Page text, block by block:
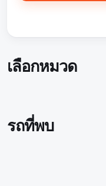
เลือกหมวด
รถที่พบ